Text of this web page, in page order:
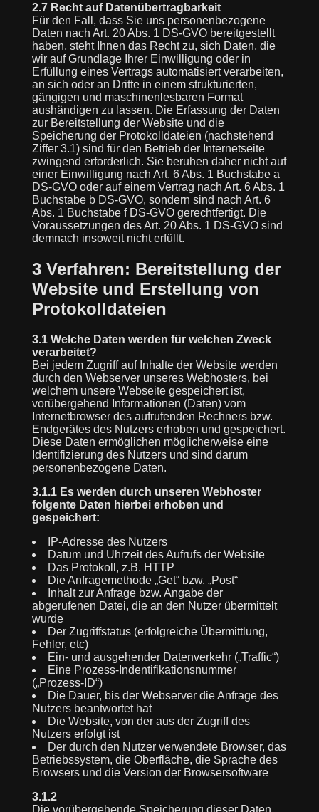
2.7 Recht auf Datenübertragbarkeit
Für den Fall, dass Sie uns personenbezogene
Daten nach Art. 20 Abs. 1 DS-GVO bereitgestellt
haben, steht Ihnen das Recht zu, sich Daten, die
wir auf Grundlage Ihrer Einwilligung oder in
Erfüllung eines Vertrags automatisiert verarbeiten,
an sich oder an Dritte in einem strukturierten,
gängigen und maschinenlesbaren Format
aushändigen zu lassen. Die Erfassung der Daten
zur Bereitstellung der Website und die
Speicherung der Protokolldateien (nachstehend
Ziffer 3.1) sind für den Betrieb der Internetseite
zwingend erforderlich. Sie beruhen daher nicht auf
einer Einwilligung nach Art. 6 Abs. 1 Buchstabe a
DS-GVO oder auf einem Vertrag nach Art. 6 Abs. 1
Buchstabe b DS-GVO, sondern sind nach Art. 6
Abs. 1 Buchstabe f DS-GVO gerechtfertigt. Die
Voraussetzungen des Art. 20 Abs. 1 DS-GVO sind
demnach insoweit nicht erfüllt.
3 Verfahren: Bereitstellung der
Website und Erstellung von
Protokolldateien
3.1 Welche Daten werden für welchen Zweck
verarbeitet?
Bei jedem Zugriff auf Inhalte der Website werden
durch den Webserver unseres Webhosters, bei
welchem unsere Webseite gespeichert ist,
vorübergehend Informationen (Daten) vom
Internetbrowser des aufrufenden Rechners bzw.
Endgerätes des Nutzers erhoben und gespeichert.
Diese Daten ermöglichen möglicherweise eine
Identifizierung des Nutzers und sind darum
personenbezogene Daten.
3.1.1 Es werden durch unseren Webhoster
folgente Daten hierbei erhoben und
gespeichert:
IP-Adresse des Nutzers
Datum und Uhrzeit des Aufrufs der Website
Das Protokoll, z.B. HTTP
Die Anfragemethode „Get“ bzw. „Post“
Inhalt zur Anfrage bzw. Angabe der
abgerufenen Datei, die an den Nutzer übermittelt
wurde
Der Zugriffstatus (erfolgreiche Übermittlung,
Fehler, etc)
Ein- und ausgehender Datenverkehr („Traffic“)
Eine Prozess-Indentifikationsnummer
(„Prozess-ID“)
Die Dauer, bis der Webserver die Anfrage des
Nutzers beantwortet hat
Die Website, von der aus der Zugriff des
Nutzers erfolgt ist
Der durch den Nutzer verwendete Browser, das
Betriebssystem, die Oberfläche, die Sprache des
Browsers und die Version der Browsersoftware
3.1.2
Die vorübergehende Speicherung dieser Daten